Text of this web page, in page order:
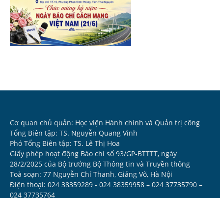
Cơ quan chủ quản: Học viện Hành chính và Quản trị công
Tổng Biên tập: TS. Nguyễn Quang Vinh
Phó Tổng Biên tập: TS. Lê Thị Hoa
Giấy phép hoạt động Báo chí số 93/GP-BTTTT, ngày
28/2/2025 của Bộ trưởng Bộ Thông tin và Truyền thông
Toà soạn: 77 Nguyễn Chí Thanh, Giảng Võ, Hà Nội
Điện thoại: 024 38359289 - 024 38359958 – 024 37735790 –
024 37735764